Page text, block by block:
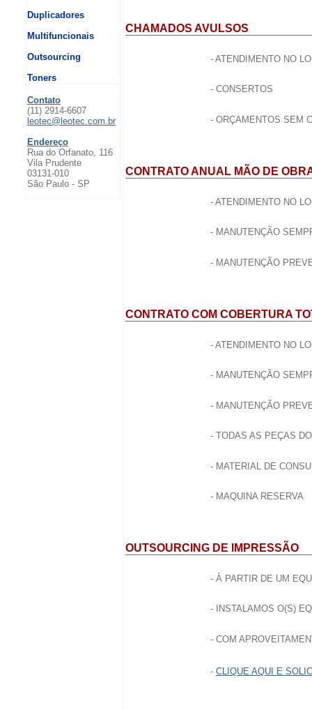
Duplicadores
Multifuncionais
Outsourcing
Toners
Contato
(11) 2914-6607
leotec@leotec.com.br
Endereço
Rua do Orfanato, 116
Vila Prudente
03131-010
São Paulo - SP
CHAMADOS AVULSOS
- ATENDIMENTO NO
- CONSERTOS
- ORÇAMENTOS SEM
CONTRATO ANUAL MÃO DE
- ATENDIMENTO NO
- MANUTENÇÃO
- MANUTENÇÃO
CONTRATO COM COBERTURA
- ATENDIMENTO NO
- MANUTENÇÃO
- MANUTENÇÃO
- TODAS AS PEÇAS
- MATERIAL DE
- MAQUINA RESERVA
OUTSOURCING DE IMPRESSÃO
- À PARTIR DE UM
- INSTALAMOS O(S)
- COM
- CLIQUE AQUI E